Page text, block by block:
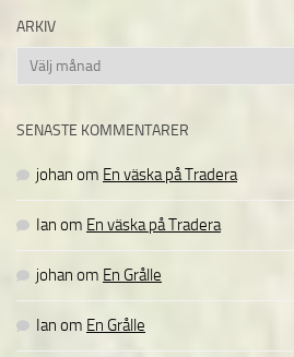
ARKIV
Arkiv
SENASTE KOMMENTARER
johan om En väska på Tradera
Ian om En väska på Tradera
johan om En Grålle
Ian om En Grålle